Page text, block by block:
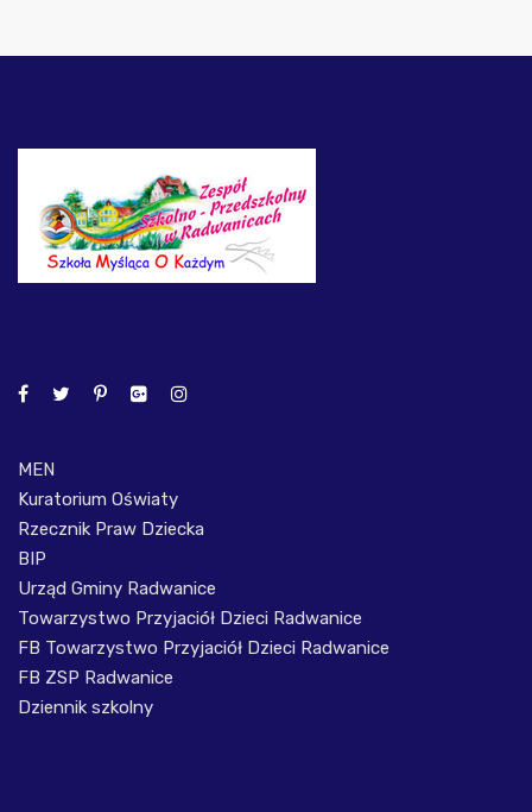
MEN
Kuratorium Oświaty
Rzecznik Praw Dziecka
BIP
Urząd Gminy Radwanice
Towarzystwo Przyjaciół Dzieci Radwanice
FB Towarzystwo Przyjaciół Dzieci Radwanice
FB ZSP Radwanice
Dziennik szkolny